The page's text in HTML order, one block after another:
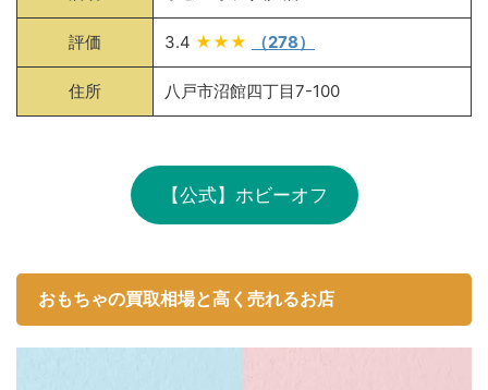
評価 3.4 ★★★ （278）
住所 八戸市沼館四丁目7-100
【公式】ホビーオフ
おもちゃの買取相場と高く売れるお店